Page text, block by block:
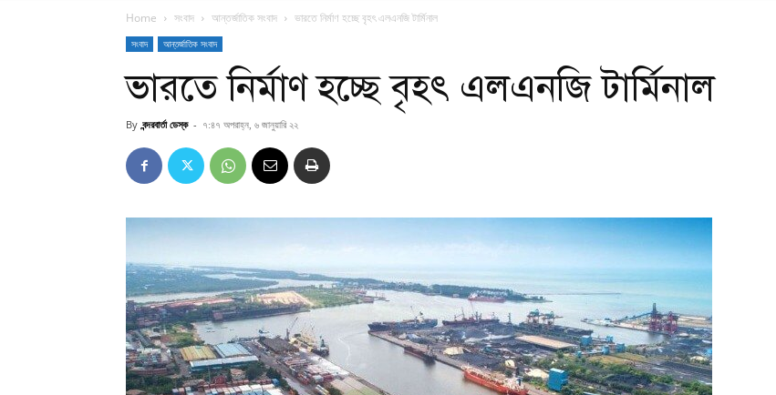
Home সংবাদ আন্তর্জাতিক সংবাদ ভারতে নির্মাণ হচ্ছে বৃহৎ এলএনজি টার্মিনাল
সংবাদ আন্তর্জাতিক সংবাদ
ভারতে নির্মাণ হচ্ছে বৃহৎ এলএনজি টার্মিনাল
By বন্দরবার্তা ডেস্ক - ৭:৪৭ অপরাহ্ন, ৬ জানুয়ারি ২২